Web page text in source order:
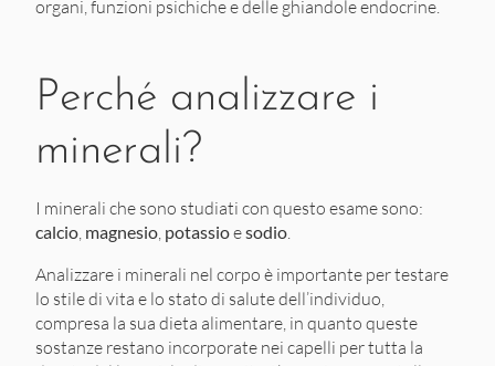
organi, funzioni psichiche e delle ghiandole endocrine.
Perché analizzare i
minerali?
I minerali che sono studiati con questo esame sono:
calcio, magnesio, potassioesodio.
Analizzare i minerali nel corpo è importante per testare
lo stile di vita e lo stato di salute dell’individuo,
compresa la sua dieta alimentare, in quanto queste
sostanze restano incorporate nei capelli per tutta la